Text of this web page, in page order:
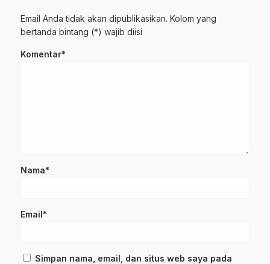
Email Anda tidak akan dipublikasikan. Kolom yang
bertanda bintang (*) wajib diisi
Komentar*
Nama*
Email*
Simpan nama, email, dan situs web saya pada